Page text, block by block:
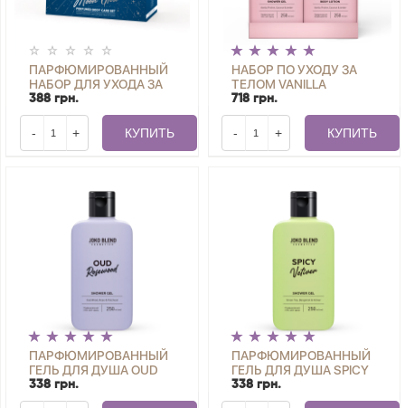
ПАРФЮМИРОВАННЫЙ
НАБОР ДЛЯ УХОДА ЗА
ТЕЛОМ MOON GLOW
JOKO BLEND
388 грн.
- + КУПИТЬ
НАБОР ПО УХОДУ ЗА
ТЕЛОМ VANILLA
BLOSSOM JOKO BLEND
718 грн.
- + КУПИТЬ
ПАРФЮМИРОВАННЫЙ
ГЕЛЬ ДЛЯ ДУША OUD
ROSEWOOD JOKO
BLEND 250 МЛ.
338 грн.
ПАРФЮМИРОВАННЫЙ
ГЕЛЬ ДЛЯ ДУША SPICY
VETIVER JOKO BLEND
250 МЛ
338 грн.